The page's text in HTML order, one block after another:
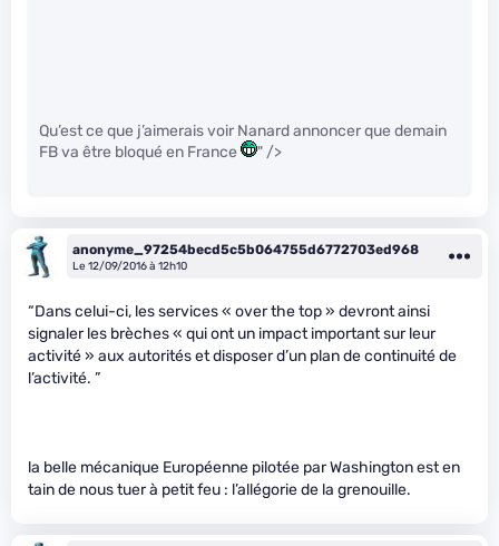
Qu’est ce que j’aimerais voir Nanard annoncer que demain
FB va être bloqué en France
" />
anonyme_97254becd5c5b064755d6772703ed968
Le 12/09/2016 à 12h10
“Dans celui-ci, les services « over the top » devront ainsi
signaler les brèches « qui ont un impact important sur leur
activité » aux autorités et disposer d’un plan de continuité de
l’activité. ”
la belle mécanique Européenne pilotée par Washington est en
tain de nous tuer à petit feu : l’allégorie de la grenouille.